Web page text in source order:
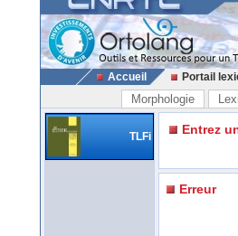
Accueil Portail
Morphologie
TLFi Entrez
Erreur